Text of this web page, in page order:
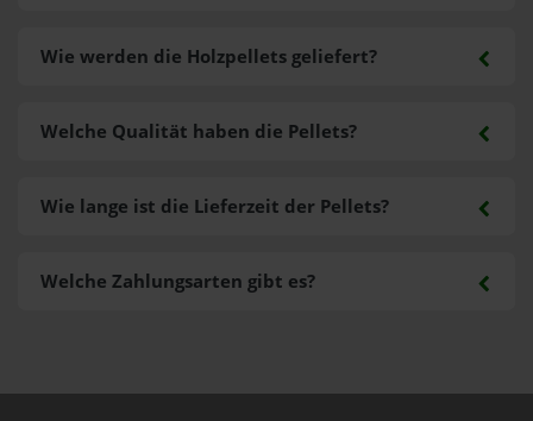
Wie werden die Holzpellets geliefert?
Welche Zahlungsarten gibt es?
Welche Qualität haben die Pellets?
Wie lange ist die Lieferzeit der Pellets?